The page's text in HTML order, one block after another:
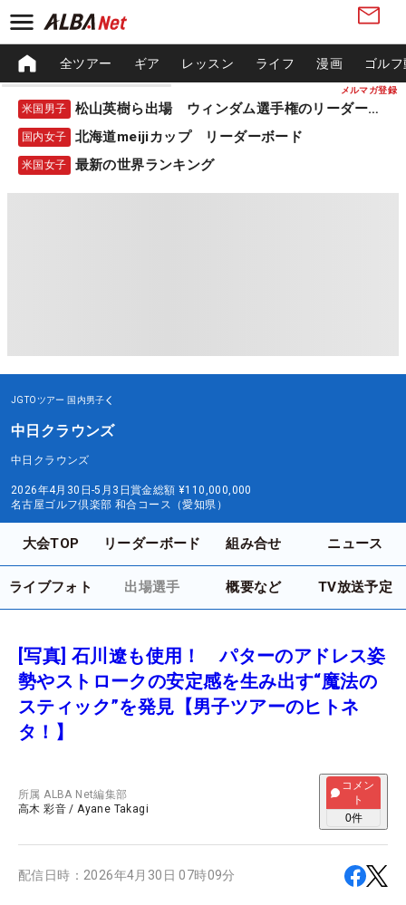
メルマガ登録
全ツアー ギア レッスン ライフ 漫画 ゴル
米国男子 松山英樹ら出場 ウィンダム選手権のリーダーボード
国内女子 北海道meijiカップ リーダーボード
米国女子 最新の世界ランキング
JGTOツアー 国内男子
中日クラウンズ
中日クラウンズ
2026年4月30日-5月3日賞金総額 ¥110,000,000
名古屋ゴルフ倶楽部 和合コース（愛知県）
大会TOP リーダーボード 組み合せ ニュース
ライブフォト 出場選手 概要など TV放送予定
[写真] 石川遼も使用！ パターのアドレス姿
勢やストロークの安定感を生み出す“魔法の
スティック”を発見【男子ツアーのヒトネ
タ！】
所属ALBA Net編集部
高木 彩音 /Ayane Takagi
コメン
ト
0件
配信日時： 2026年4月30日 07時09分